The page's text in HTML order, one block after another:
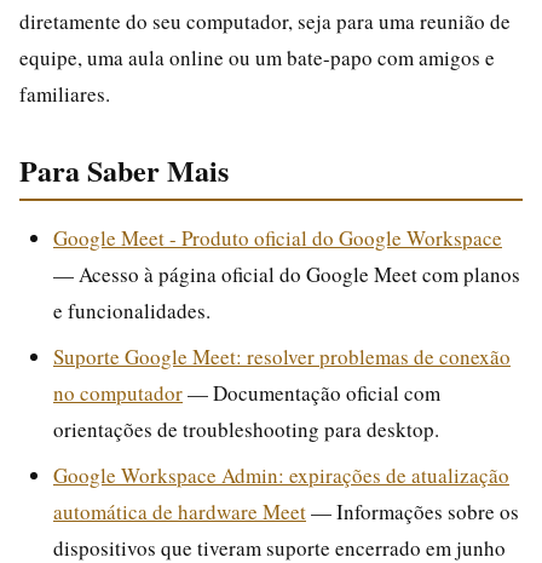
diretamente do seu computador, seja para uma reunião de
equipe, uma aula online ou um bate-papo com amigos e
familiares.
Para Saber Mais
Google Meet - Produto oficial do Google Workspace
— Acesso à página oficial do Google Meet com planos
e funcionalidades.
Suporte Google Meet: resolver problemas de conexão
no computador— Documentação oficial com
orientações de troubleshooting para desktop.
Google Workspace Admin: expirações de atualização
automática de hardware Meet— Informações sobre os
dispositivos que tiveram suporte encerrado em junho